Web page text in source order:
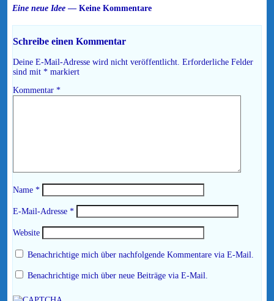
Eine neue Idee — Keine Kommentare
Schreibe einen Kommentar
Deine E-Mail-Adresse wird nicht veröffentlicht. Erforderliche Felder
sind mit* markiert
Kommentar*
Name*
E-Mail-Adresse*
Website
Benachrichtige mich über nachfolgende Kommentare via E-Mail.
Benachrichtige mich über neue Beiträge via E-Mail.